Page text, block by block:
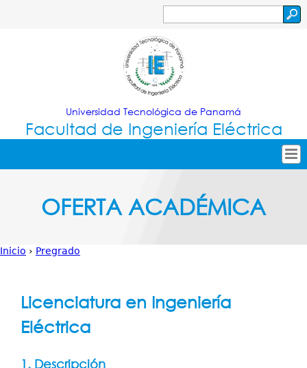
Jump to navigation
de
búsqueda
Universidad Tecnológica de Panamá
Facultad de Ingeniería Eléctrica
Nuestra Facultad
Servicios
OFERTA ACADÉMICA
está
aquí
Inicio › Pregrado
Licenciatura en Ingeniería
Eléctrica
1. Descripción